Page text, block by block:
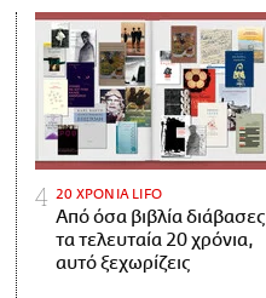
20 ΧΡΟΝΙΑ LIFO
Από όσα βιβλία διάβασες
τα τελευταία 20 χρόνια,
αυτό ξεχωρίζεις